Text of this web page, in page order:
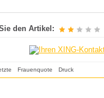
den Artikel:
Frauenquote Druck